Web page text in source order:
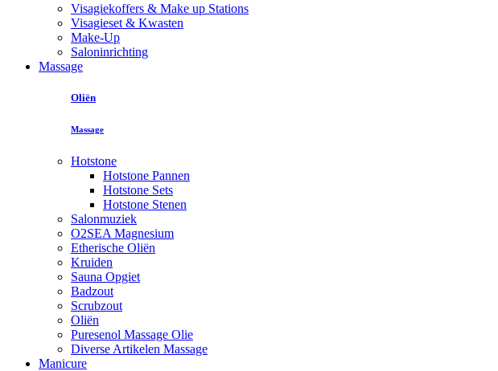
Visagiekoffers & Make up Stations
Visagieset & Kwasten
Make-Up
Saloninrichting
Massage
Oliën
Massage
Hotstone
Hotstone Pannen
Hotstone Sets
Hotstone Stenen
Salonmuziek
O2SEA Magnesium
Etherische Oliën
Kruiden
Sauna Opgiet
Badzout
Scrubzout
Oliën
Puresenol Massage Olie
Diverse Artikelen Massage
Manicure